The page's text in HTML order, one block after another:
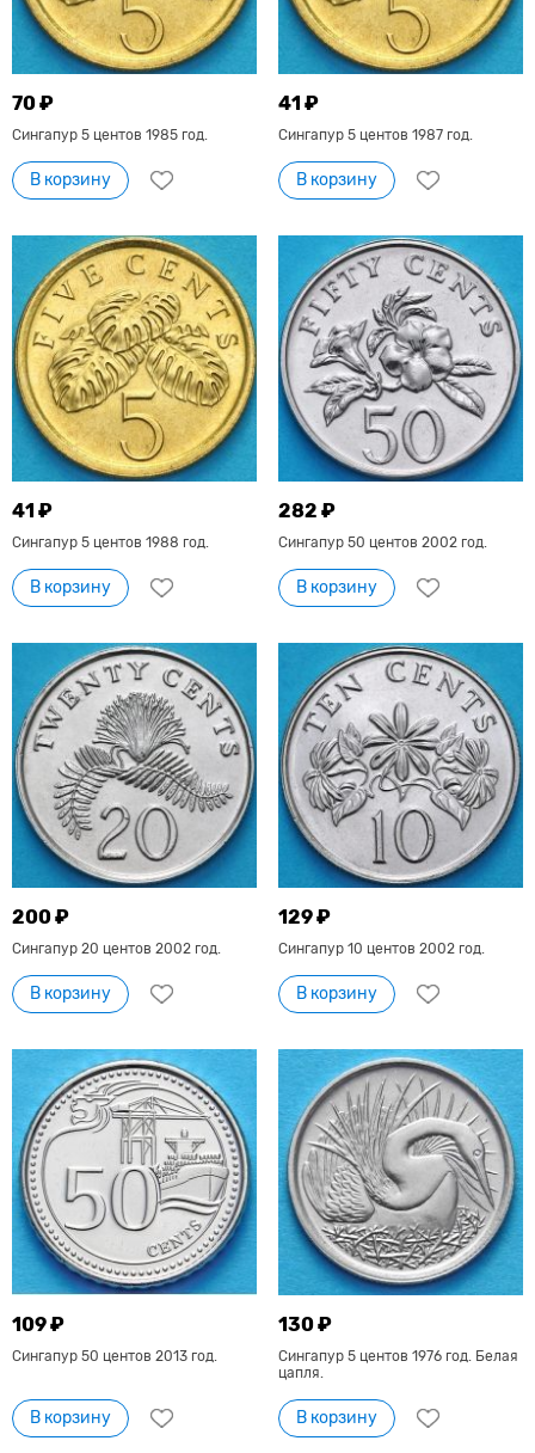
70 ₽
Сингапур 5 центов 1985 год.
В корзину
41 ₽
Сингапур 5 центов 1987 год.
В корзину
41 ₽
Сингапур 5 центов 1988 год.
В корзину
282 ₽
Сингапур 50 центов 2002 год.
В корзину
200 ₽
Сингапур 20 центов 2002 год.
В корзину
129 ₽
Сингапур 10 центов 2002 год.
В корзину
109 ₽
Сингапур 50 центов 2013 год.
В корзину
130 ₽
Сингапур 5 центов 1976 год. Белая
цапля.
В корзину